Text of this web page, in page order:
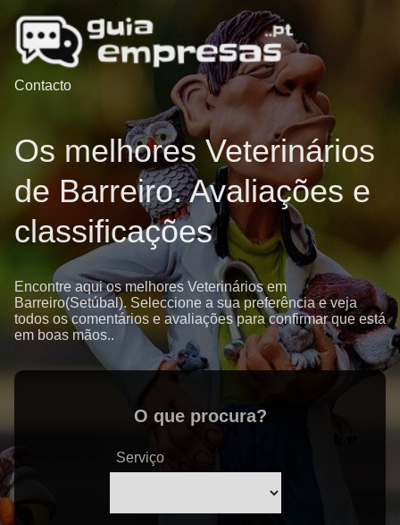
Contacto
Os melhores Veterinários
de Barreiro. Avaliações e
classificações
Encontre aqui os melhores Veterinários em
Barreiro(Setúbal). Seleccione a sua preferência e veja
todos os comentários e avaliações para confirmar que está
em boas mãos..
O que procura?
Serviço